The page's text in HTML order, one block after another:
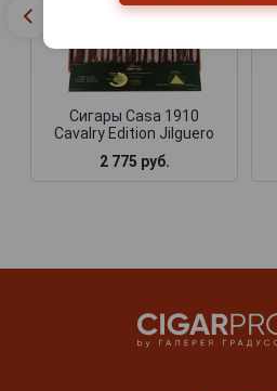
Сигары Casa 1910
Cavalry Edition Jilguero
2 775 руб.